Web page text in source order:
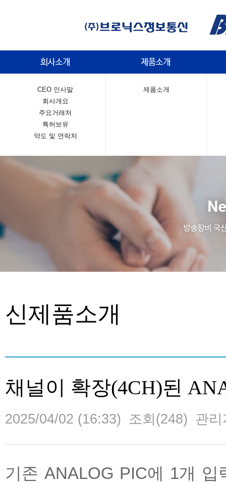
CEO 인사말
회사개요
주요거래처
특허보유
약도 및 연락처
제품소개
신제품소개
채널이 확장(4CH)된
2025/04/02 (16:33) 조회(248) 관리
기존 ANALOG PIC에 1개